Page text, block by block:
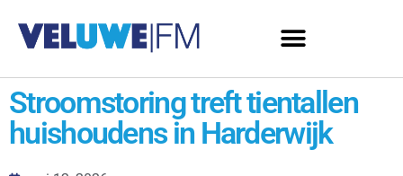
Stroomstoring treft tientallen
huishoudens in Harderwijk